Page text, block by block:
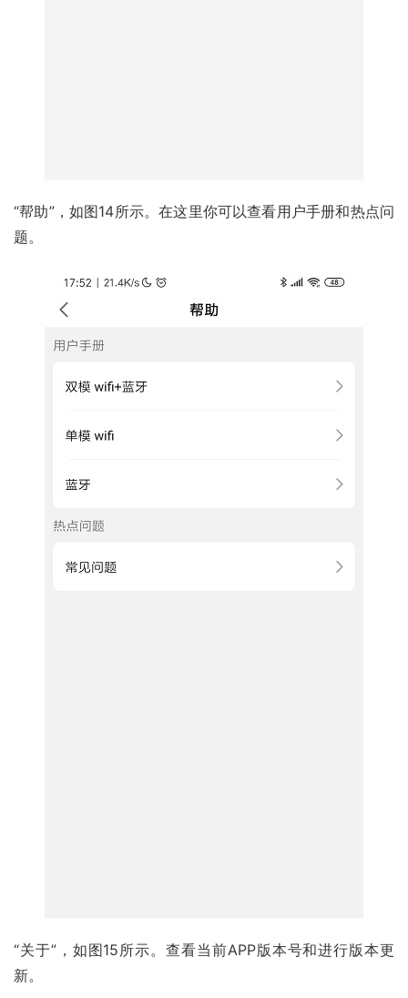
“帮助”，如图14所示。在这里你可以查看用户手册和热点问
题。
“关于”，如图15所示。查看当前APP版本号和进行版本更
新。